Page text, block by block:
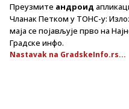
Преузмите андроид
Чланак Петком у ТОНС-у:
маја се појављује прво на
Градске инфо.
Nastavak na GradskeInfo.rs...